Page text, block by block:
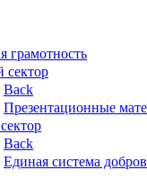
грамотность
сектор
Back
Презентационные
Back
Единая система